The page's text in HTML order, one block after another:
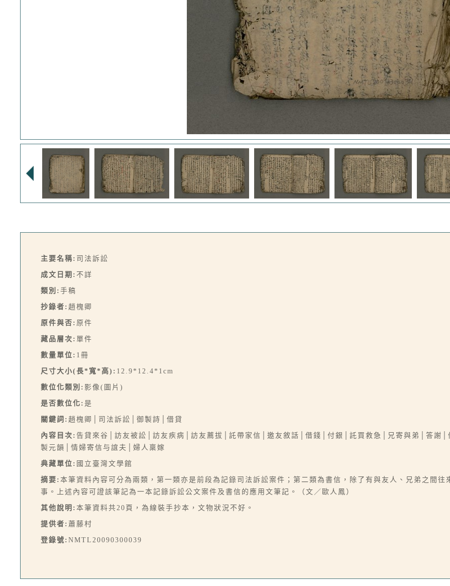
主要名稱: 司法訴訟
成文日期: 不詳
類別: 手稿
抄錄者: 趙槐卿
原件與否: 原件
藏品層次: 單件
數量單位: 1冊
尺寸大小(長*寬*高): 12.9*12.4*1cm
數位化類別: 影像(圖片)
是否數位化: 是
關鍵詞: 趙槐卿│司法訴訟│御製詩│借貸
內容目次: 告貸來谷│訪友被訟│訪友疾病│訪友薦拔│託帶家信│邀友敘話│借錢│付銀│託買救急│兄寄與弟│答謝
製元韻│情婦寄信与誼夫│婦人稟嫁
典藏單位: 國立臺灣文學館
摘要: 本筆資料內容可分為兩類，第一類亦是前段為記錄司法訴訟案件；第二類為書信，除了有與友人、兄弟之間往
事。上述內容可證該筆記為一本記錄訴訟公文案件及書信的應用文筆記。（文／歐人鳳）
其他說明: 本筆資料共20頁，為線裝手抄本，文物狀況不好。
提供者: 蕭藤村
登錄號: NMTL20090300039